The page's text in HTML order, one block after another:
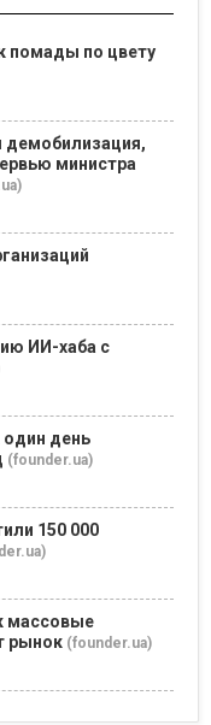
помады по цвету
демобилизация,
министра
ИИ-хаба с
день
(founder.ua)
150 000
массовые
рынок (founder.ua)